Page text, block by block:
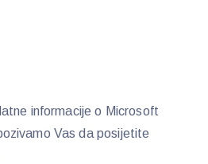
informacije o Microsoft
Vas da posijetite